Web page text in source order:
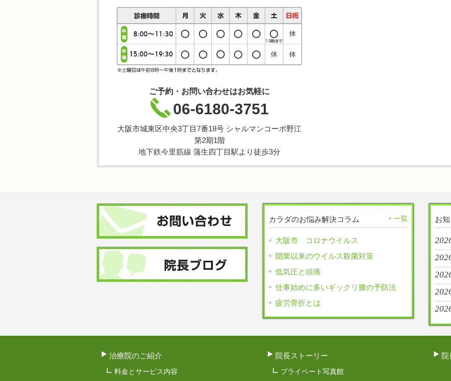
ご予約・お問い合わせはお気軽に
06-6180-3751
大阪市城東区中央3丁目7番18号 シャルマンコーポ野江
第2期1階
地下鉄今里筋線 蒲生四丁目駅より徒歩3分
カラダのお悩み解決コラム 一覧
大阪市 コロナウイルス
開業以来のウイルス殺菌対策
低気圧と頭痛
仕事始めに多いギックリ腰の予防法
疲労骨折とは
お
治療院のご紹介
料金とサービス内容
院長ストーリー
プライベート写真館
院